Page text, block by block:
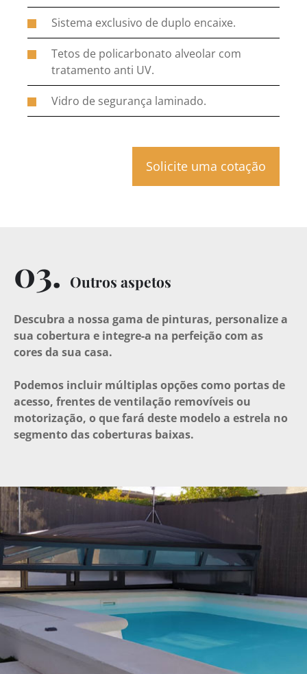
Sistema exclusivo de duplo encaixe.
Tetos de policarbonato alveolar com
tratamento anti UV.
Vidro de segurança laminado.
Solicite uma cotação
03. Outros aspetos
Descubra a nossa gama de pinturas, personalize a
sua cobertura e integre-a na perfeição com as
cores da sua casa.
Podemos incluir múltiplas opções como portas de
acesso, frentes de ventilação removíveis ou
motorização, o que fará deste modelo a estrela no
segmento das coberturas baixas.